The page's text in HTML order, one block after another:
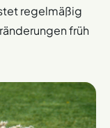
regelmäßig
früh